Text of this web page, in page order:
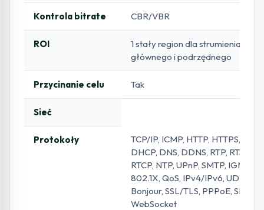
Kontrola bitrate CBR/VBR
ROI
1 stały region dla strumienia
głównego i podrzędnego
Przycinanie celu Tak
Sieć
Protokoły
TCP/IP, ICMP, HTTP, HTTPS, FTP,
DHCP, DNS, DDNS, RTP, RTSP,
RTCP, NTP, UPnP, SMTP, IGMP,
802.1X, QoS, IPv4/IPv6, UDP,
Bonjour, SSL/TLS, PPPoE, SNMP,
WebSocket